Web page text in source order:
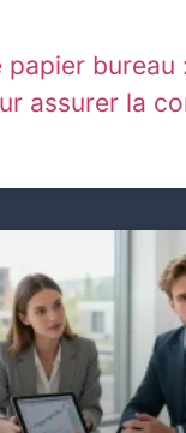
papier bureau
assurer la